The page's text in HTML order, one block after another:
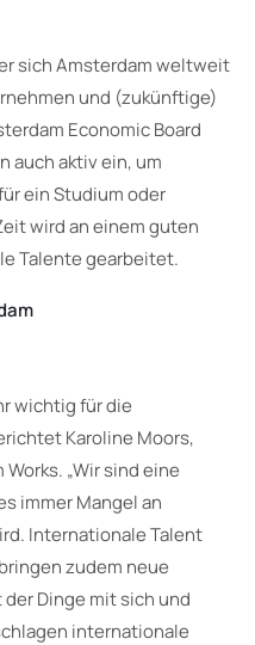
sich Amsterdam weltweit
und (zukünftige)
Economic Board
auch aktiv ein, um
ein Studium oder
wird an einem guten
Talente gearbeitet.
wichtig für die
Karoline Moors,
„Wir sind eine
immer Mangel an
Internationale Talent
zudem neue
Dinge mit sich und
internationale